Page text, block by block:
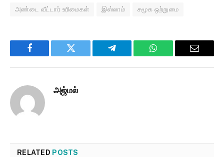
அண்டை வீட்டார் உரிமைகள் இஸ்லாம் சமூக ஒற்றுமை
Facebook Twitter Telegram WhatsApp Email
அஜ்மல்
RELATED POSTS